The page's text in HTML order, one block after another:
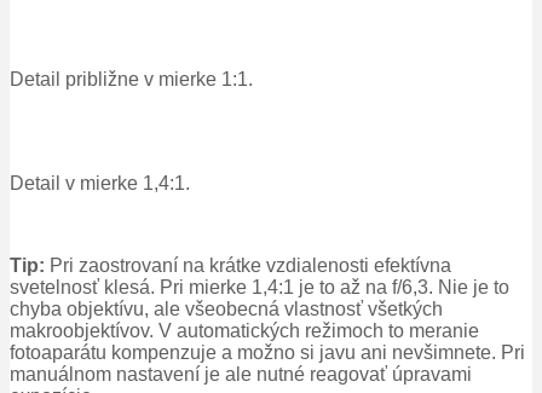
Detail približne v mierke 1:1.
Detail v mierke 1,4:1.
Tip: Pri zaostrovaní na krátke vzdialenosti efektívna
svetelnosť klesá. Pri mierke 1,4:1 je to až na f/6,3. Nie je to
chyba objektívu, ale všeobecná vlastnosť všetkých
makroobjektívov. V automatických režimoch to meranie
fotoaparátu kompenzuje a možno si javu ani nevšimnete. Pri
manuálnom nastavení je ale nutné reagovať úpravami